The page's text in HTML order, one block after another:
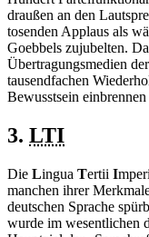
draußen an den
tosenden Applaus als
Goebbels zujubelten.
Übertragungsmedien
tausendfachen
Bewusstsein
3. LTI
Die Lingua Tertii I
manchen ihrer
deutschen Sprache
wurde im wesentlichen